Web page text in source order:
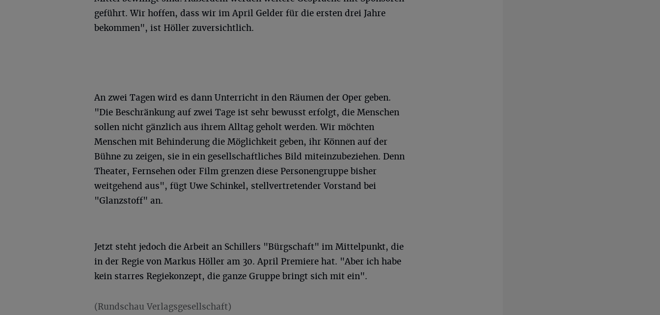
geführt. Wir hoffen, dass wir im April Gelder für die ersten drei Jahre
bekommen", ist Höller zuversichtlich.
An zwei Tagen wird es dann Unterricht in den Räumen der Oper geben.
"Die Beschränkung auf zwei Tage ist sehr bewusst erfolgt, die Menschen
sollen nicht gänzlich aus ihrem Alltag geholt werden. Wir möchten
Menschen mit Behinderung die Möglichkeit geben, ihr Können auf der
Bühne zu zeigen, sie in ein gesellschaftliches Bild miteinzubeziehen. Denn
Theater, Fernsehen oder Film grenzen diese Personengruppe bisher
weitgehend aus", fügt Uwe Schinkel, stellvertretender Vorstand bei
"Glanzstoff" an.
Jetzt steht jedoch die Arbeit an Schillers "Bürgschaft" im Mittelpunkt, die
in der Regie von Markus Höller am 30. April Premiere hat. "Aber ich habe
kein starres Regiekonzept, die ganze Gruppe bringt sich mit ein".
(Rundschau Verlagsgesellschaft)